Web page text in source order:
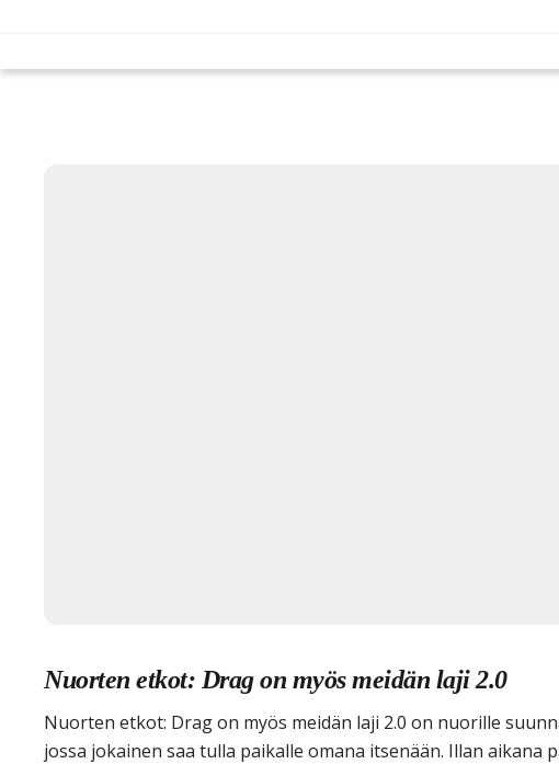
Nuorten etkot: Drag on myös meidän laji 2.0
Nuorten etkot: Drag on myös meidän laji 2.0 on nuorille
jossa jokainen saa tulla paikalle omana itsenään. Illan aikana